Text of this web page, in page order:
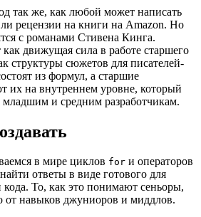
так же, как любой может написать
рецензии на книги на Amazon. Но
с романами Стивена Кинга.
движущая сила в работе старшего
структуры сюжетов для писателей-
из формул, а старшие
их на внутреннем уровне, который
младшим и средним разработчикам.
в мире циклов for и операторов
ответы в виде готового для
кода. То, как это понимают сеньоры,
от навыков джуниоров и миддлов.